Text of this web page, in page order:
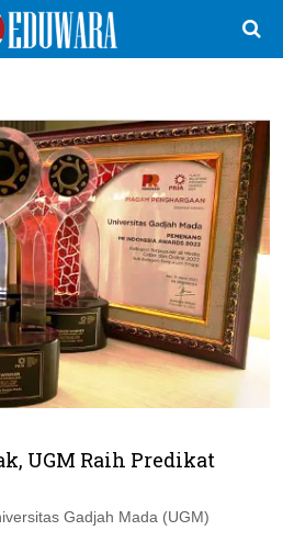
UGM Raih Predikat
Gadjah Mada (UGM)